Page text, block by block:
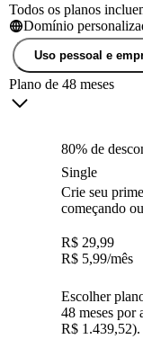
Todos os planos
Domínio
Uso pessoal e
Plano de 48 meses
80% de
Single
Crie seu
começando
R$ 29,99
R$ 5,99/mês
Escolher
48 meses por
R$ 1.439,52).